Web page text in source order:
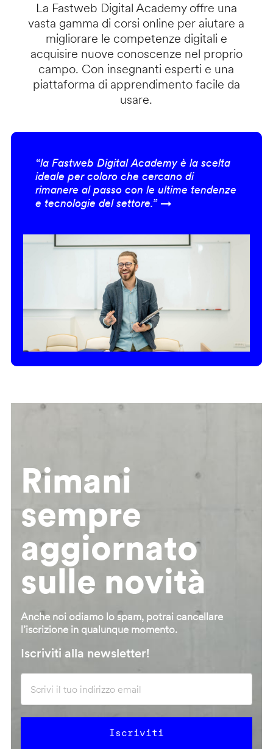
La Fastweb Digital Academy offre una
vasta gamma di corsi online per aiutare a
migliorare le competenze digitali e
acquisire nuove conoscenze nel proprio
campo. Con insegnanti esperti e una
piattaforma di apprendimento facile da
usare.
“la Fastweb Digital Academy è la scelta
ideale per coloro che cercano di
rimanere al passo con le ultime tendenze
e tecnologie del settore.” →
Rimani
sempre
aggiornato
sulle novità
Anche noi odiamo lo spam, potrai cancellare
l’iscrizione in qualunque momento.
Iscriviti alla newsletter!